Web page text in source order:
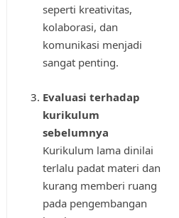
seperti kreativitas,
kolaborasi, dan
komunikasi menjadi
sangat penting.
Evaluasi terhadap
kurikulum
sebelumnya
Kurikulum lama dinilai
terlalu padat materi dan
kurang memberi ruang
pada pengembangan